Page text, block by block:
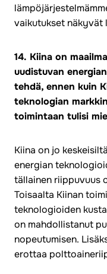
vaikutukset näkyvät
14. Kiina on
uudistuvan
tehdä, ennen kuin
teknologian
toimintaan tulisi
Kiina on jo
energian
tällainen riippuvuus
Toisaalta Kiinan
teknologioiden
on mahdollistanut
nopeutumisen.
erottaa